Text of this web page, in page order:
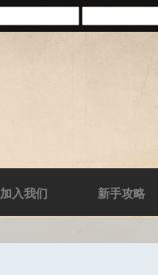
加入我们 新手攻略